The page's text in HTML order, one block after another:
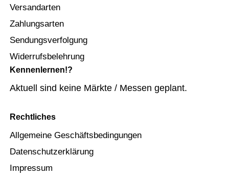
Versandarten
Zahlungsarten
Sendungsverfolgung
Widerrufsbelehrung
Kennenlernen!?
Aktuell sind keine Märkte / Messen geplant.
Rechtliches
Allgemeine Geschäftsbedingungen
Datenschutzerklärung
Impressum